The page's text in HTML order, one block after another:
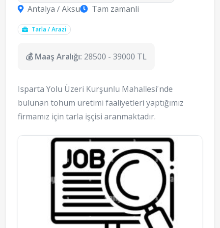
Antalya / Aksu Tam zamanli
Tarla / Arazi
💰 Maaş Aralığı: 28500 - 39000 TL
Isparta Yolu Üzeri Kurşunlu Mahallesi'nde
bulunan tohum üretimi faaliyetleri yaptığımız
firmamız için tarla işçisi aranmaktadır.